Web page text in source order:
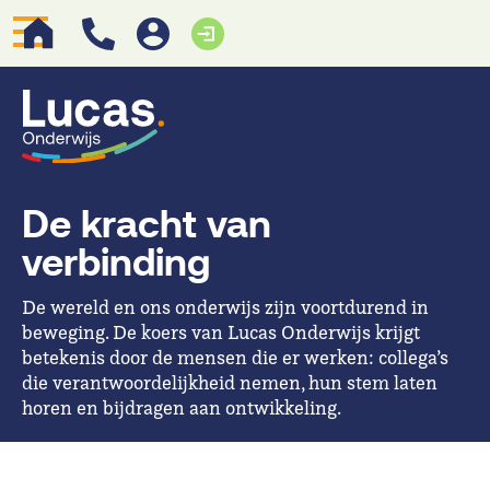
De kracht van
verbinding
De wereld en ons onderwijs zijn voortdurend in
beweging. De koers van Lucas Onderwijs krijgt
betekenis door de mensen die er werken: collega’s
die verantwoordelijkheid nemen, hun stem laten
horen en bijdragen aan ontwikkeling.